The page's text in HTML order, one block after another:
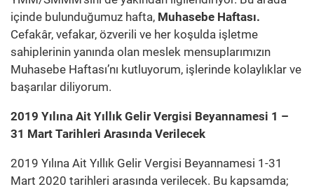
içinde bulunduğumuz hafta, Muhasebe Haftası.
Cefakâr, vefakar, özverili ve her koşulda işletme
sahiplerinin yanında olan meslek mensuplarımızın
Muhasebe Haftası’nı kutluyorum, işlerinde kolaylıklar ve
başarılar diliyorum.
2019 Yılına Ait Yıllık Gelir Vergisi Beyannamesi 1 –
31 Mart Tarihleri Arasında Verilecek
2019 Yılına Ait Yıllık Gelir Vergisi Beyannamesi 1-31
Mart 2020 tarihleri arasında verilecek. Bu kapsamda;